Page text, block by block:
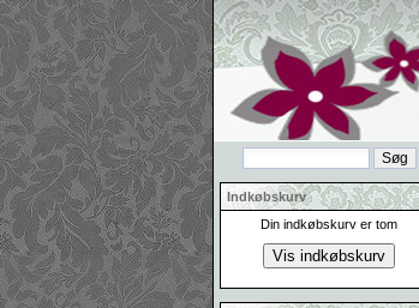
Indkøbskurv
Din indkøbskurv er tom